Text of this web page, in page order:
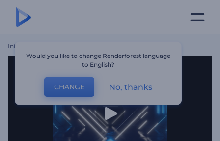
Início
Would you like to change Renderforest language
to English?
CHANGE No, thanks